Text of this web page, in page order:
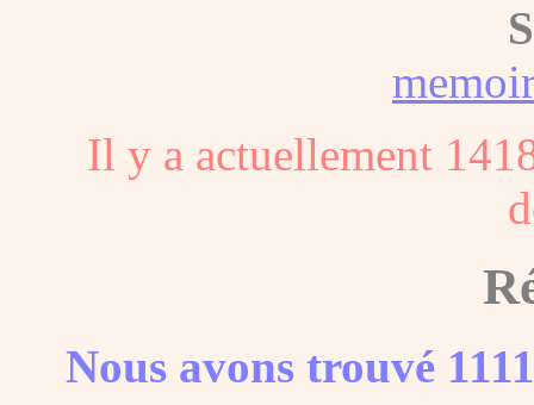
Il y a actuellement
Nous avons trouvé